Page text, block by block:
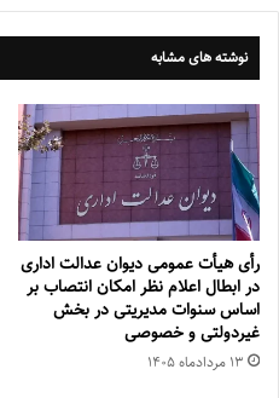
نوشته های مشابه
رأی هیأت عمومی دیوان عدالت اداری
در ابطال اعلام نظر امکان انتصاب بر
اساس سنوات مدیریتی در بخش
غیردولتی و خصوصی
۱۳ مرداد‌ماه ۱۴۰۵